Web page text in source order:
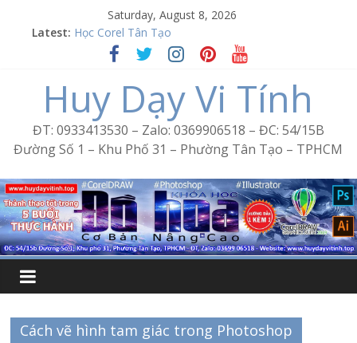
Saturday, August 8, 2026
Latest:
Word Bình Trị Đông – Tin học văn phòng cấp tốc
Học Corel Tân Tạo
Cách tạo USB Boot bằng Ventoy
Excel Bình Trị Đông – Vi tính văn phòng cấp tốc
Huy Dạy Vi Tính
ĐT: 0933413530 – Zalo: 0369906518 – ĐC: 54/15B
Đường Số 1 – Khu Phố 31 – Phường Tân Tạo – TPHCM
Cách vẽ hình tam giác trong Photoshop